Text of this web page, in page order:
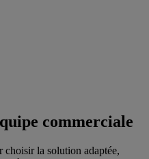
commerciale
choisir la solution adaptée,